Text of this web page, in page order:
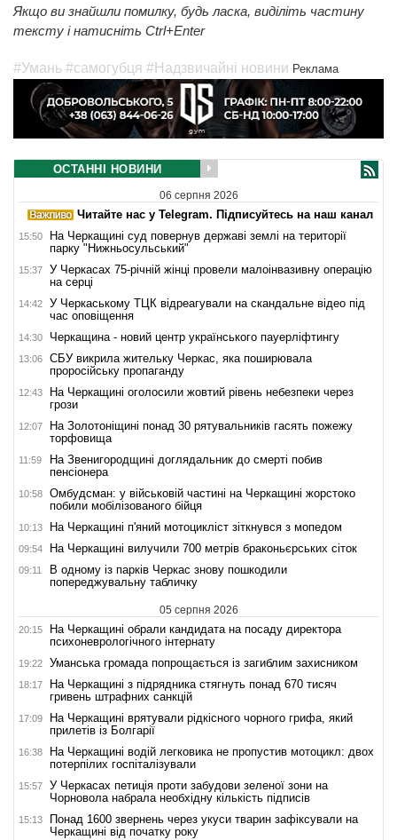
Якщо ви знайшли помилку, будь ласка, виділіть частину
тексту і натисніть Ctrl+Enter
#Умань #самогубця #Надзвичайні новини Реклама
ОСТАННІ НОВИНИ
06 серпня 2026
Читайте нас у Telegram. Підписуйтесь на наш канал
15:50
На Черкащині суд повернув державі землі на території
парку "Нижньосульський"
15:37
У Черкасах 75-річній жінці провели малоінвазивну операцію
на серці
14:42
У Черкаському ТЦК відреагували на скандальне відео під
час оповіщення
14:30 Черкащина - новий центр українського пауерліфтингу
13:06
СБУ викрила жительку Черкас, яка поширювала
проросійську пропаганду
12:43
На Черкащині оголосили жовтий рівень небезпеки через
грози
12:07
На Золотоніщині понад 30 рятувальників гасять пожежу
торфовища
11:59
На Звенигородщині доглядальник до смерті побив
пенсіонера
10:58
Омбудсман: у військовій частині на Черкащині жорстоко
побили мобілізованого бійця
10:13 На Черкащині п'яний мотоцикліст зіткнувся з мопедом
09:54 На Черкащині вилучили 700 метрів браконьєрських сіток
09:11
В одному із парків Черкас знову пошкодили
попереджувальну табличку
05 серпня 2026
20:15
На Черкащині обрали кандидата на посаду директора
психоневрологічного інтернату
19:22 Уманська громада попрощається із загиблим захисником
18:17
На Черкащині з підрядника стягнуть понад 670 тисяч
гривень штрафних санкцій
17:09
На Черкащині врятували рідкісного чорного грифа, який
прилетів із Болгарії
16:38
На Черкащині водій легковика не пропустив мотоцикл: двох
потерпілих госпіталізували
15:57
У Черкасах петиція проти забудови зеленої зони на
Чорновола набрала необхідну кількість підписів
15:13
Понад 1600 звернень через укуси тварин зафіксували на
Черкащині від початку року